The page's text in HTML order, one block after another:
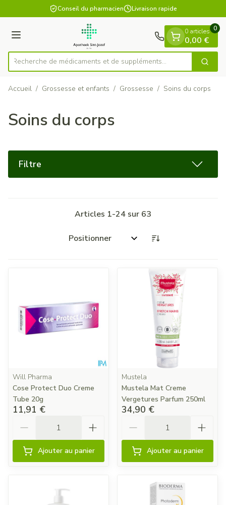
Aller au contenu
1 de 1Conseil du pharmacien Livraison rapide
Menu
Rechercher
Recherche de médicaments et de supplé
0 articles
0,00 €
0
Accueil / Grossesse et enfants / Grossesse / Soins du corps
Soins du corps
Filtre
Articles 1-24 sur 63
Trier par:
Will Pharma
Cose Protect Duo Creme
Tube 20g
11,91 €
Ajouter au panier
Mustela
Mustela Mat Creme
Vergetures Parfum 250ml
34,90 €
Ajouter au panier